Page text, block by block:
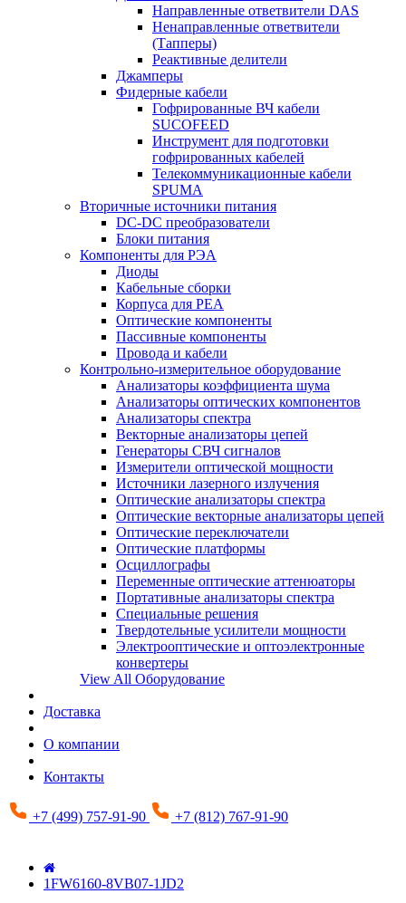
Направленные ответвители DAS
Ненаправленные ответвители
(Тапперы)
Реактивные делители
Джамперы
Фидерные кабели
Гофрированные ВЧ кабели
SUCOFEED
Инструмент для подготовки
гофрированных кабелей
Телекоммуникационные кабели
SPUMA
Вторичные источники питания
DC-DC преобразователи
Блоки питания
Компоненты для РЭА
Диоды
Кабельные сборки
Корпуса для РЕА
Оптические компоненты
Пассивные компоненты
Провода и кабели
Контрольно-измерительное оборудование
Анализаторы коэффициента шума
Анализаторы оптических компонентов
Анализаторы спектра
Векторные анализаторы цепей
Генераторы СВЧ сигналов
Измерители оптической мощности
Источники лазерного излучения
Оптические анализаторы спектра
Оптические векторные анализаторы цепей
Оптические переключатели
Оптические платформы
Осциллографы
Переменные оптические аттенюаторы
Портативные анализаторы спектра
Специальные решения
Твердотельные усилители мощности
Электрооптические и оптоэлектронные
конвертеры
View All Оборудование
Доставка
О компании
Контакты
+7 (499) 757-91-90 +7 (812) 767-91-90
1FW6160-8VB07-1JD2